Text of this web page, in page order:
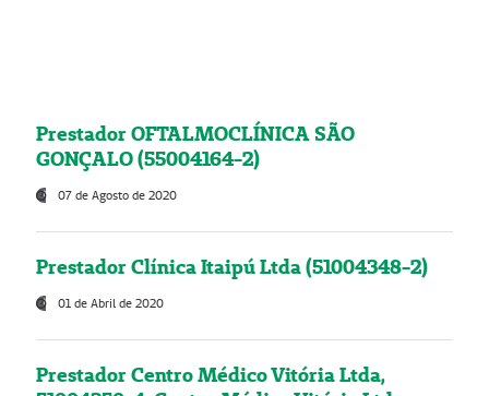
Prestador OFTALMOCLÍNICA SÃO
GONÇALO (55004164-2)
07 de Agosto de 2020
Prestador Clínica Itaipú Ltda (51004348-2)
01 de Abril de 2020
Prestador Centro Médico Vitória Ltda,